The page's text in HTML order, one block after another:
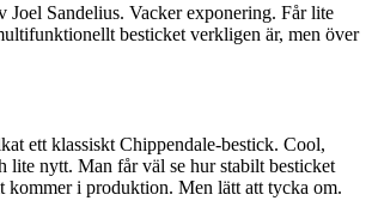
Joel Sandelius. Vacker exponering. Får lite
besticket verkligen är, men över
ett klassiskt Chippendale-bestick. Cool,
lite nytt. Man får väl se hur stabilt besticket
kommer i produktion. Men lätt att tycka om.